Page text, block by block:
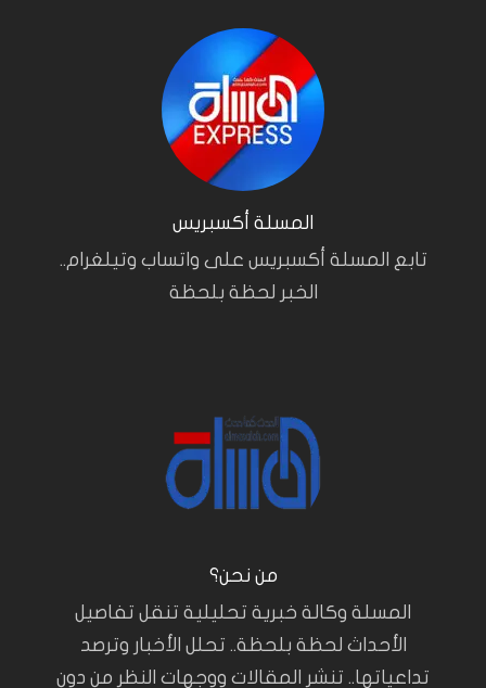
المسلة أكسبريس
تابع المسلة أكسبريس على واتساب وتيلغرام..
الخبر لحظة بلحظة
من نحن؟
المسلة وكالة خبرية تحليلية تنقل تفاصيل
الأحداث لحظة بلحظة.. تحلل الأخبار وترصد
تداعياتها.. تنشر المقالات ووجهات النظر من دون